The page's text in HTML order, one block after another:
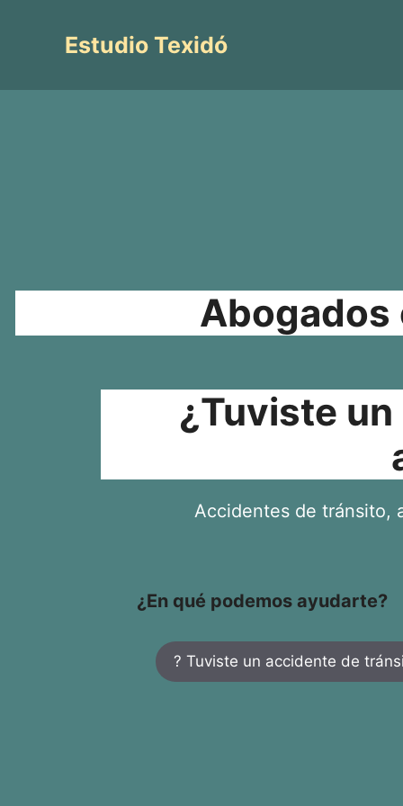
contenidoEstudio Texidó
Abogados
¿Tuviste
Accidentes de tránsito,
¿En qué podemos ayudarte?
? Tuviste un accidente de